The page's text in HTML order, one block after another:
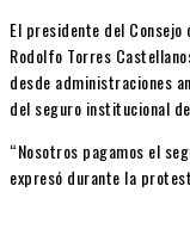
El presidente del Consejo
Rodolfo Torres
desde administraciones
del seguro institucional
“Nosotros pagamos el
expresó durante la